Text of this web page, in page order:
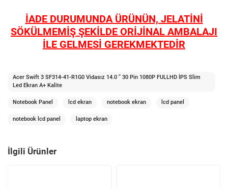
İADE DURUMUNDA ÜRÜNÜN, JELATİNİ
SÖKÜLMEMİŞ ŞEKİLDE ORİJİNAL AMBALAJI
İLE GELMESİ GEREKMEKTEDİR
Acer Swift 3 SF314-41-R1G0 Vidasız 14.0 '' 30 Pin 1080P FULLHD İPS Slim
Led Ekran A+ Kalite
Notebook Panel lcd ekran notebook ekran lcd panel
notebook lcd panel laptop ekran
İlgili Ürünler